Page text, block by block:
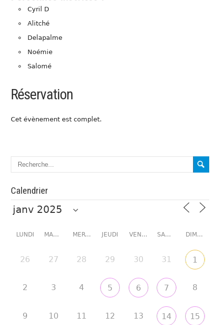
Cyril D
Alitché
Delapalme
Noémie
Salomé
Réservation
Cet évènement est complet.
Calendrier
LUNDI MARDI MERCREDI JEUDI VENDREDI SAMEDI DIMANCHE
26 27 28 29 30 31 1
2 3 4 5 6 7 8
9 10 11 12 13 14 15